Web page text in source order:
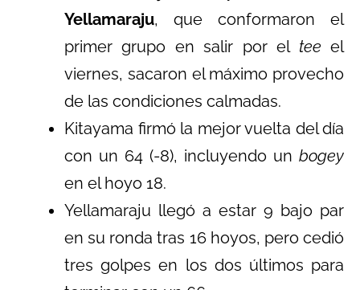
Yellamaraju, que conformaron el
primer grupo en salir por el tee el
viernes, sacaron el máximo provecho
de las condiciones calmadas.
Kitayama firmó la mejor vuelta del día
con un 64 (-8), incluyendo un bogey
en el hoyo 18.
Yellamaraju llegó a estar 9 bajo par
en su ronda tras 16 hoyos, pero cedió
tres golpes en los dos últimos para